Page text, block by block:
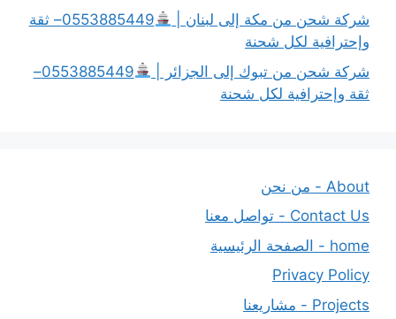
شركة شحن من مكة إلى لبنان |
0553885449– ثقة
وإحترافية لكل شحنة
شركة شحن من تبوك إلى الجزائر |
0553885449–
ثقة وإحترافية لكل شحنة
About - من نحن
Contact Us - تواصل معنا
home - الصفحة الرئيسية
Privacy Policy
Projects - مشاريعنا